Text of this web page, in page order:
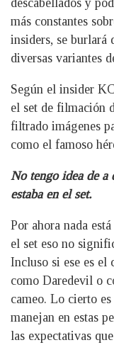
descabellados y
más constantes
insiders, se burlará
diversas variantes
Según el insider
el set de filmación
filtrado imágenes
como el famoso
No tengo idea de a
estaba en el set.
Por ahora nada
el set eso no
Incluso si ese es el
como Daredevil o
cameo. Lo cierto
manejan en estas
las expectativas